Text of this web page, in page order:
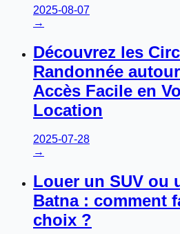
2025-08-07
→
Découvrez les
Randonnée
Accès Facile en
Location
2025-07-28
→
Louer un SUV ou
Batna : comment
choix ?